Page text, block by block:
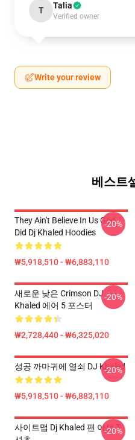
T Talia
Verified owner
Write your review
베스트
They Ain't Believe In Us God
Did Dj Khaled Hoodies
₩5,918,510 - ₩6,883,110
-20%
새로운 낮은 Crimson DJ
Khaled 에어 5 포스터
₩2,728,440 - ₩6,325,020
-20%
성공 까마귀에 열쇠 DJ Khaled
₩5,918,510 - ₩6,883,110
-20%
사이트맵 Dj Khaled 팬 아트 T-
-20%